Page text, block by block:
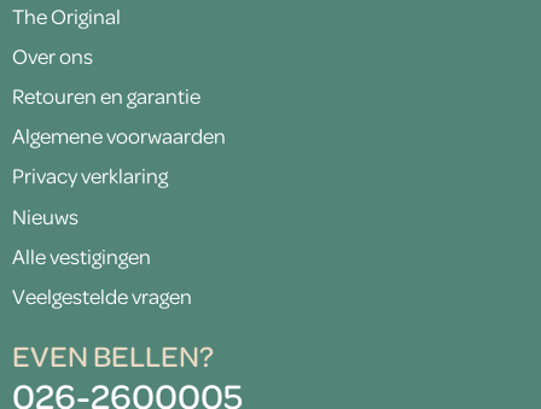
The Original
Over ons
Retouren en garantie
Algemene voorwaarden
Privacy verklaring
Nieuws
Alle vestigingen
Veelgestelde vragen
EVEN BELLEN?
026-2600005